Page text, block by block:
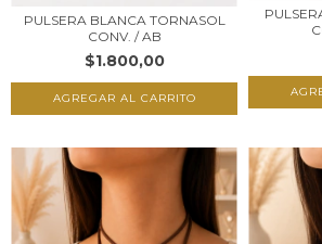
PULSERA BLANCA TORNASOL
CONV. / AB
$1.800,00